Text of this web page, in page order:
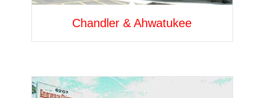
Chandler & Ahwatukee